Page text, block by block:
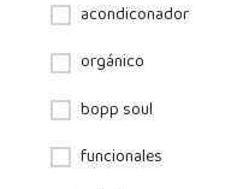
acondiconador
orgánico
bopp soul
funcionales